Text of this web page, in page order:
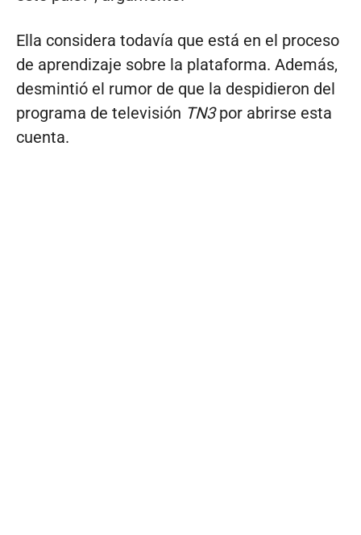
Ella considera todavía que está en el proceso
de aprendizaje sobre la plataforma. Además,
desmintió el rumor de que la despidieron del
programa de televisión TN3por abrirse esta
cuenta.